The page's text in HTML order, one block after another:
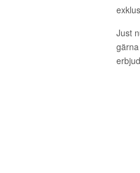
Just